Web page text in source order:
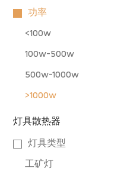
功率
<100w
100w-500w
500w-1000w
>1000w
灯具散热器
灯具类型
工矿灯